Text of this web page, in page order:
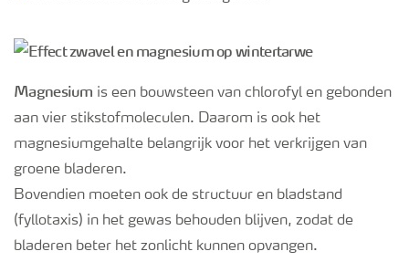
Magnesium is een bouwsteen van chlorofyl en gebonden
aan vier stikstofmoleculen. Daarom is ook het
magnesiumgehalte belangrijk voor het verkrijgen van
groene bladeren.
Bovendien moeten ook de structuur en bladstand
(fyllotaxis) in het gewas behouden blijven, zodat de
bladeren beter het zonlicht kunnen opvangen.